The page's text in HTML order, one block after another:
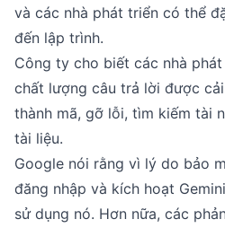
và các nhà phát triển có thể
đến lập trình.
Công ty cho biết các nhà
chất lượng câu trả lời được
thành mã, gỡ lỗi, tìm kiếm tài
tài liệu.
Google nói rằng vì lý do bảo
đăng nhập và kích hoạt
sử dụng nó. Hơn nữa, các